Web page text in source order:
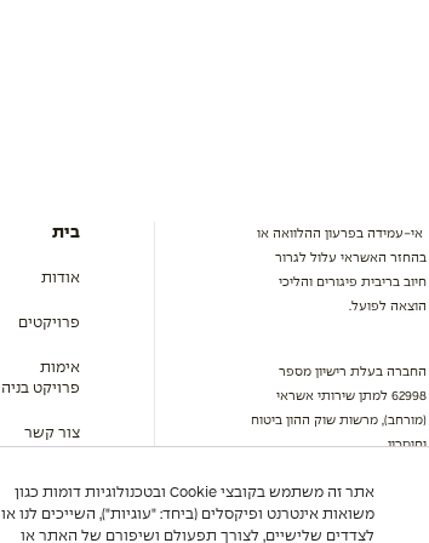
אי-עמידה בפרעון ההלוואה או
בהחזר האשראי עלול לגרור
חיוב בריבית פיגורים והליכי
הוצאה לפועל.
החברה בעלת רישיון מספר
62998 למתן שירותי אשראי
(מורחב), מרשות שוק ההון ביטוח
וחיסכון.
בית
אודות
פרויקטים
אימות
פרויקט בניה
צור קשר
אתר זה משתמש בקובצי Cookie ובטכנולוגיות דומות כגון
משואות אינטרנט ופיקסלים (ביחד: "עוגיות"), השייכים לנו או
לצדדים שלישיים, לצורך תפעולם ושיפורם של האתר או